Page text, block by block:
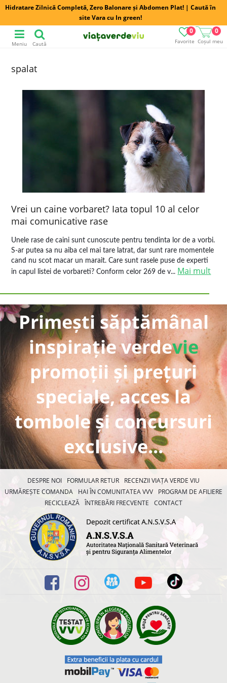
Hidratare Zilnică Completă, Zero Balonare și Abdomen Plat! | Caută în
site Vara cu In green!
Favorite
0
Coșul meu
0
Meniu Caută
spalat
Vrei un caine vorbaret? Iata topul 10 al celor
mai comunicative rase
Unele rase de caini sunt cunoscute pentru tendinta lor de a vorbi.
S-ar putea sa nu aiba cel mai tare latrat, dar sunt rare momentele
cand nu scot macar un marait. Care sunt rasele puse de experti
in capul listei de vorbareti? Conform celor 269 de v... Mai mult
Primești săptămânal
inspirație verdevie
promoții și prețuri
speciale, acces la
tombole și concursuri
exclusive...
DESPRE NOI FORMULAR RETUR
RECENZII VIAȚA VERDE VIU
URMĂREȘTE COMANDA
HAI ÎN COMUNITATEA VVV
PROGRAM DE AFILIERE
RECICLEAZĂ ÎNTREBĂRI FRECVENTE CONTACT